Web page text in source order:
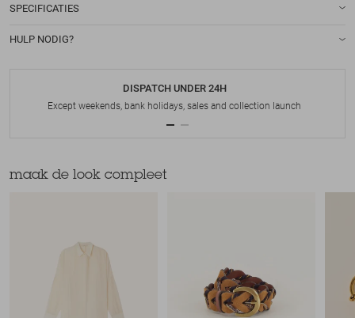
SPECIFICATIES
HULP NODIG?
DISPATCH UNDER 24H
Except weekends, bank holidays, sales and collection launch
maak de look compleet